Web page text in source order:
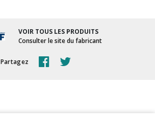
VOIR TOUS LES PRODUITS
Consulter le site du fabricant
Partagez